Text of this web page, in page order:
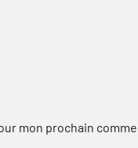
mon prochain